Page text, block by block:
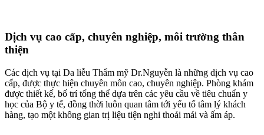
Dịch vụ cao cấp, chuyên nghiệp, môi trường thân
thiện
Các dịch vụ tại Da liễu Thẩm mỹ Dr.Nguyễn là những dịch vụ cao
cấp, được thực hiện chuyên môn cao, chuyên nghiệp. Phòng khám
được thiết kế, bố trí tổng thể dựa trên các yêu cầu về tiêu chuẩn y
học của Bộ y tế, đồng thời luôn quan tâm tới yếu tố tâm lý khách
hàng, tạo một không gian trị liệu tiện nghi thoải mái và ấm áp.